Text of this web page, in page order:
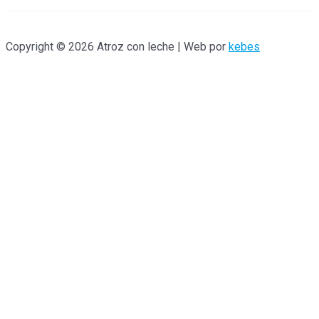
Copyright © 2026 Atroz con leche | Web por kebes